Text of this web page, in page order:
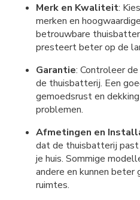
Merk en Kwaliteit:
merken en
betrouwbare
presteert beter op de
Garantie: Controleer
de thuisbatterij. Een
gemoedsrust en
problemen.
Afmetingen en
dat de thuisbatterij past
je huis. Sommige
andere en kunnen beter
ruimtes.